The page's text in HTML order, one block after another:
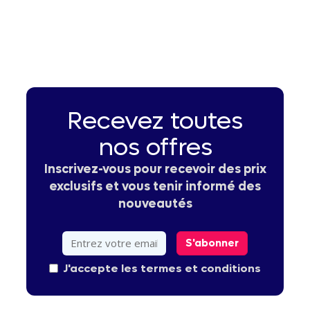
Recevez toutes
nos offres
Inscrivez-vous pour recevoir des prix
exclusifs et vous tenir informé des
nouveautés
S'abonner
J'accepte les termes et conditions